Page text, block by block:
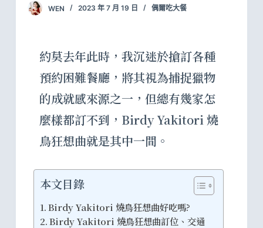
WEN 2023 年 7 月 19 日 偶爾吃大餐
約莫去年此時，我沉迷於搶訂各種
預約困難餐廳，將其視為捕捉獵物
的成就感來源之一，但總有幾家怎
麼樣都訂不到，Birdy Yakitori 燒
鳥狂想曲就是其中一間。
本文目錄
Birdy Yakitori 燒鳥狂想曲好吃嗎?
Birdy Yakitori 燒鳥狂想曲訂位、交通